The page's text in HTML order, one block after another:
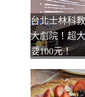
台北士林科
大劇院！超
要100元！